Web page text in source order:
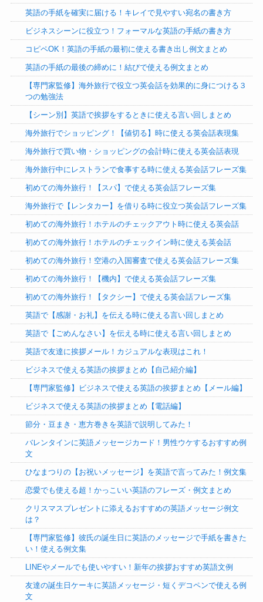
英語の手紙を確実に届ける！キレイで見やすい宛名の書き方
ビジネスシーンに役立つ！フォーマルな英語の手紙の書き方
コピペOK！英語の手紙の最初に使える書き出し例文まとめ
英語の手紙の最後の締めに！結びで使える例文まとめ
【専門家監修】海外旅行で役立つ英会話を効果的に身につける３
つの勉強法
【シーン別】英語で挨拶をするときに使える言い回しまとめ
海外旅行でショッピング！【値切る】時に使える英会話表現集
海外旅行で買い物・ショッピングの会計時に使える英会話表現
海外旅行中にレストランで食事する時に使える英会話フレーズ集
初めての海外旅行！【スパ】で使える英会話フレーズ集
海外旅行で【レンタカー】を借りる時に役立つ英会話フレーズ集
初めての海外旅行！ホテルのチェックアウト時に使える英会話
初めての海外旅行！ホテルのチェックイン時に使える英会話
初めての海外旅行！空港の入国審査で使える英会話フレーズ集
初めての海外旅行！【機内】で使える英会話フレーズ集
初めての海外旅行！【タクシー】で使える英会話フレーズ集
英語で【感謝・お礼】を伝える時に使える言い回しまとめ
英語で【ごめんなさい】を伝える時に使える言い回しまとめ
英語で友達に挨拶メール！カジュアルな表現はこれ！
ビジネスで使える英語の挨拶まとめ【自己紹介編】
【専門家監修】ビジネスで使える英語の挨拶まとめ【メール編】
ビジネスで使える英語の挨拶まとめ【電話編】
節分・豆まき・恵方巻きを英語で説明してみた！
バレンタインに英語メッセージカード！男性ウケするおすすめ例
文
ひなまつりの【お祝いメッセージ】を英語で言ってみた！例文集
恋愛でも使える超！かっこいい英語のフレーズ・例文まとめ
クリスマスプレゼントに添えるおすすめの英語メッセージ例文
は？
【専門家監修】彼氏の誕生日に英語のメッセージで手紙を書きた
い！使える例文集
LINEやメールでも使いやすい！新年の挨拶おすすめ英語文例
友達の誕生日ケーキに英語メッセージ・短くデコペンで使える例
文